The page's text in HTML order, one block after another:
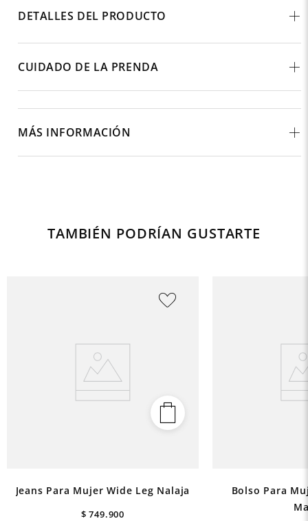
DETALLES DEL PRODUCTO
CUIDADO DE LA PRENDA
MÁS INFORMACIÓN
TAMBIÉN PODRÍAN GUSTARTE
Jeans Para Mujer Wide Leg Nalaja
$ 749.900
Bolso Para